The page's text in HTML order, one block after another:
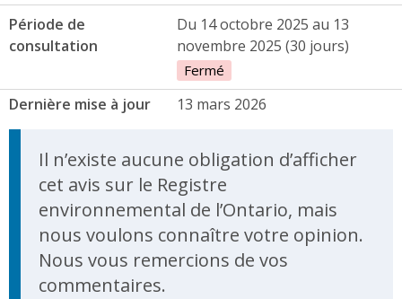
Période de
consultation
Du 14 octobre 2025 au 13
novembre 2025 (30 jours)
Fermé
Dernière mise à jour 13 mars 2026
Il n’existe aucune obligation d’afficher
cet avis sur le Registre
environnemental de l’Ontario, mais
nous voulons connaître votre opinion.
Nous vous remercions de vos
commentaires.